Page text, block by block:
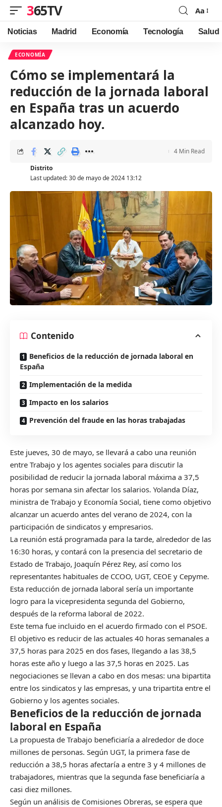
365TV
Font
Resizer
Aa
Noticias Madrid Economía Tecnología Salud
ECONOMÍA
Cómo se implementará la
reducción de la jornada laboral
en España tras un acuerdo
alcanzado hoy.
Last updated: 30 de mayo de 2024 13:12
Distrito
4 Min Read
Contenido
Beneficios de la reducción de jornada laboral en
España
Implementación de la medida
Impacto en los salarios
Prevención del fraude en las horas trabajadas
Este jueves, 30 de mayo, se llevará a cabo una reunión
entre Trabajo y los agentes sociales para discutir la
posibilidad de reducir la jornada laboral máxima a 37,5
horas por semana sin afectar los salarios. Yolanda Díaz,
ministra de Trabajo y Economía Social, tiene como objetivo
alcanzar un acuerdo antes del verano de 2024, con la
participación de sindicatos y empresarios.
La reunión está programada para la tarde, alrededor de las
16:30 horas, y contará con la presencia del secretario de
Estado de Trabajo, Joaquín Pérez Rey, así como los
representantes habituales de CCOO, UGT, CEOE y Cepyme.
Esta reducción de jornada laboral sería un importante
logro para la vicepresidenta segunda del Gobierno,
después de la reforma laboral de 2022.
Este tema fue incluido en el acuerdo firmado con el PSOE.
El objetivo es reducir de las actuales 40 horas semanales a
37,5 horas para 2025 en dos fases, llegando a las 38,5
horas este año y luego a las 37,5 horas en 2025. Las
negociaciones se llevan a cabo en dos mesas: una bipartita
entre los sindicatos y las empresas, y una tripartita entre el
Gobierno y los agentes sociales.
Beneficios de la reducción de jornada
laboral en España
La propuesta de Trabajo beneficiaría a alrededor de doce
millones de personas. Según UGT, la primera fase de
reducción a 38,5 horas afectaría a entre 3 y 4 millones de
trabajadores, mientras que la segunda fase beneficiaría a
casi diez millones.
Según un análisis de Comisiones Obreras, se espera que